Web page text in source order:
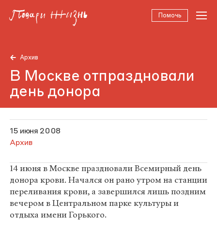
Помочь
Архив
В Москве отпраздновали
день донора
15 июня 2008
Архив
14 июня в Москве праздновали Всемирный день
донора крови. Начался он рано утром на станции
переливания крови, а завершился лишь поздним
вечером в Центральном парке культуры и
отдыха имени Горького.